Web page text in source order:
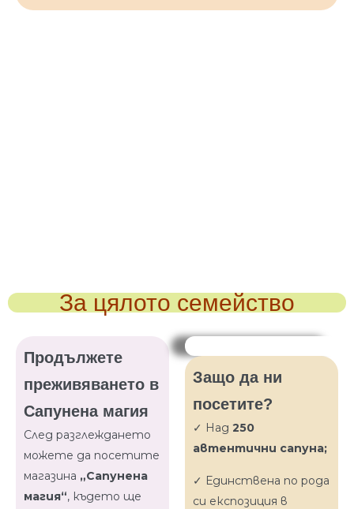
За цялото семейство
Продължете
преживяването в
Сапунена магия
След разглеждането
можете да посетите
магазина „Сапунена
магия“, където ще
Защо да ни
посетите?
✓ Над 250
автентични сапуна;
✓ Единствена по рода
си експозиция в